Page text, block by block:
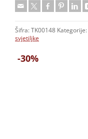
-30%
Šifra: TK00148 Kategorije:
svjetiljke